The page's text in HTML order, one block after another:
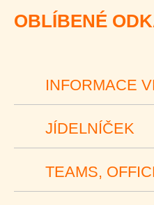
OBLÍBENÉ
INFORMACE
JÍDELNÍČEK
TEAMS,